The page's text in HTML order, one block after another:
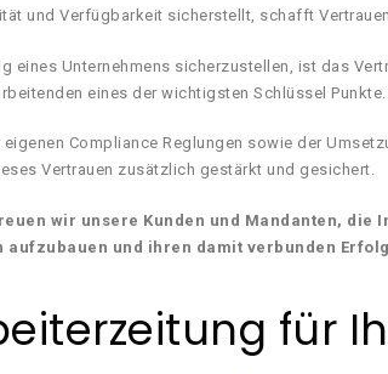
und Verfügbarkeit sicherstellt, schafft
eines Unternehmens sicherzustellen, ist das
eines der wichtigsten Schlüssel Punkte.
eigenen Compliance Reglungen sowie der
Vertrauen zusätzlich gestärkt und gesichert.
wir unsere Kunden und Mandanten,
aufzubauen und ihren damit verbunden
für